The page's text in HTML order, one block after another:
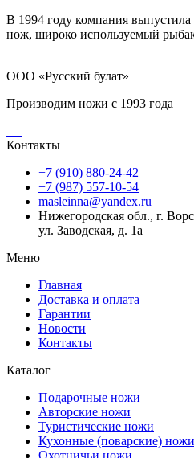
В 1994 году компания
нож, широко используемый
ООО «Русский булат»
Производим ножи с 1993 года
Контакты
+7 (910) 880-24-42
+7 (987) 557-10-54
masleinna@yandex.ru
Нижегородская обл., г.
ул. Заводская, д. 1а
Меню
Главная
Доставка и оплата
Гарантии
Новости
Контакты
Каталог
Подарочные ножи
Авторские ножи
Туристические ножи
Кухонные (поварские) ножи
Охотничьи ножи